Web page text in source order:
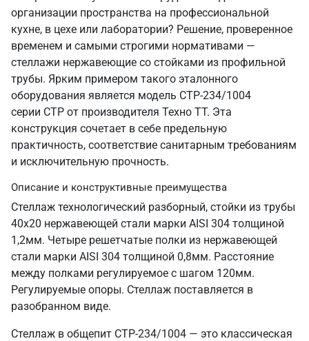
организации пространства на профессиональной
кухне, в цехе или лаборатории? Решение, проверенное
временем и самыми строгими нормативами —
стеллажи нержавеющие со стойками из профильной
трубы. Ярким примером такого эталонного
оборудования является модель СТР-234/1004
серии СТР от производителя Техно ТТ. Эта
конструкция сочетает в себе предельную
практичность, соответствие санитарным требованиям
и исключительную прочность.
Описание и конструктивные преимущества
Стеллаж технологический разборный, стойки из трубы
40х20 нержавеющей стали марки AISI 304 толщиной
1,2мм. Четыре решетчатые полки из нержавеющей
стали марки AISI 304 толщиной 0,8мм. Расстояние
между полками регулируемое с шагом 120мм.
Регулируемые опоры. Стеллаж поставляется в
разобранном виде.
Стеллаж в общепит СТР-234/1004 — это классическая